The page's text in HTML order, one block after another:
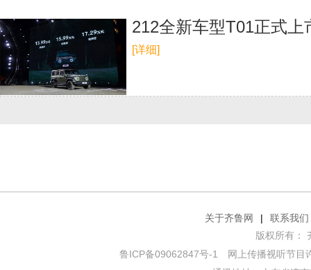
212全新车型T01正式
[详细]
关于齐鲁网 |
联系我们
版权所有：
鲁ICP备09062847号-1
网上传播视听节目